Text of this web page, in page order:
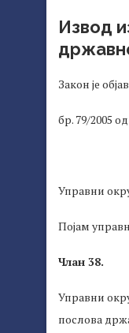
Извод
Закон је
бр. 79/2005
Управни
Појам
Члан 38.
Управни
послова